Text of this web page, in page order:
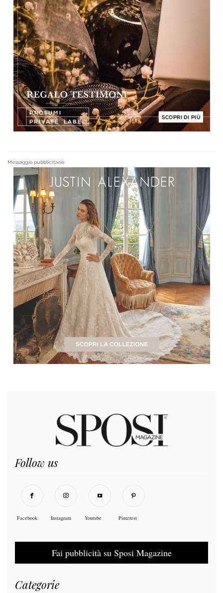
Messaggio pubblicitario
Follow us
Facebook Instagram Youtube Pinterest
Fai pubblicità su Sposi Magazine
Categorie